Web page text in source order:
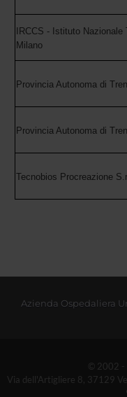
IRCCS - Istituto Nazionale
Milano
Provincia Autonoma di
Provincia Autonoma di
Tecnobios Procreazione
Azienda Ospedaliera
© 2002 -
Via dell'Artigliere 8, 37129